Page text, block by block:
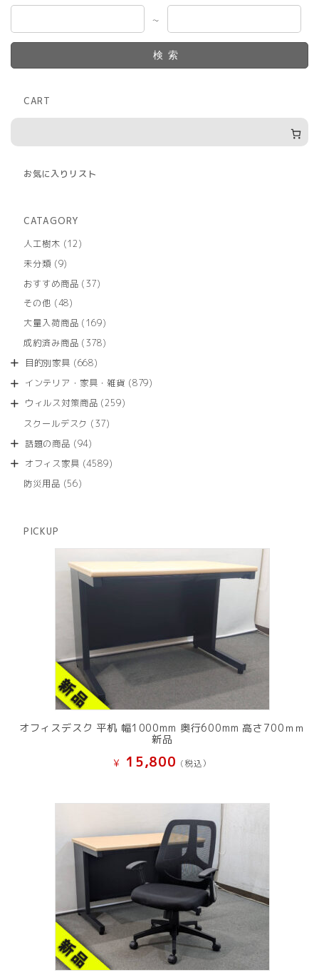
～
検索
CART
お気に入りリスト
CATAGORY
人工樹木
1212
商
未分類 99
の
商
おすすめ商品 3737
商
その他 4848
の
商
大量入荷商品 169169
の
成約済み商品 378378
商
目的別家具 668668
の
商
インテリア・家具・雑貨 879879
ウィルス対策商品 259259
スクールデスク 3737
商
話題の商品 9494
の
オフィス家具 45894589
防災用品 5656
PICKUP
オフィスデスク 平机 幅1000mm 奥行600mm 高さ700ｍｍ
新品
¥ 15,800 (税込）